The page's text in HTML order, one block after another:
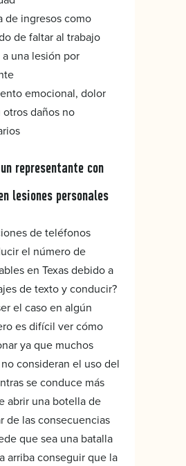
de ingresos como
de faltar al trabajo
una lesión por
emocional, dolor
daños no
representante con
lesiones personales
de teléfonos
el número de
en Texas debido a
de texto y conducir?
el caso en algún
es difícil ver cómo
ya que muchos
consideran el uso del
se conduce más
abrir una botella de
de las consecuencias
que sea una batalla
arriba conseguir que la